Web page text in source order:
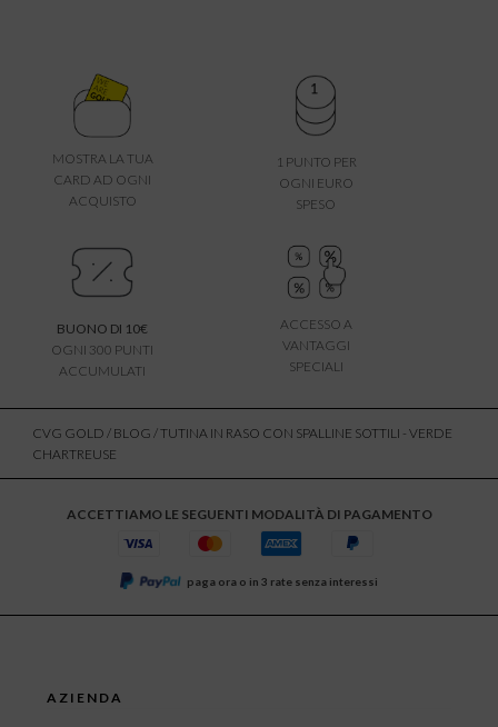
MOSTRA LA TUA
CARD AD OGNI
ACQUISTO
1 PUNTO PER
OGNI EURO
SPESO
BUONO DI 10€
OGNI 300 PUNTI
ACCUMULATI
ACCESSO A
VANTAGGI
SPECIALI
CVG GOLD / BLOG / TUTINA IN RASO CON SPALLINE SOTTILI - VERDE
CHARTREUSE
ACCETTIAMO LE SEGUENTI MODALITÀ DI PAGAMENTO
paga ora o in 3 rate senza interessi
AZIENDA